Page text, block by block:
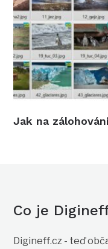
Jak na
Co je
Digineff.cz - teď